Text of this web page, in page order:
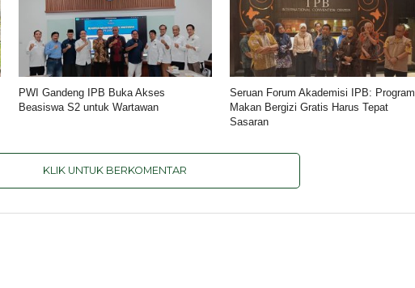
PWI Gandeng IPB Buka Akses
Beasiswa S2 untuk Wartawan
Seruan Forum Akademisi IPB: Program
Makan Bergizi Gratis Harus Tepat
Sasaran
KLIK UNTUK BERKOMENTAR